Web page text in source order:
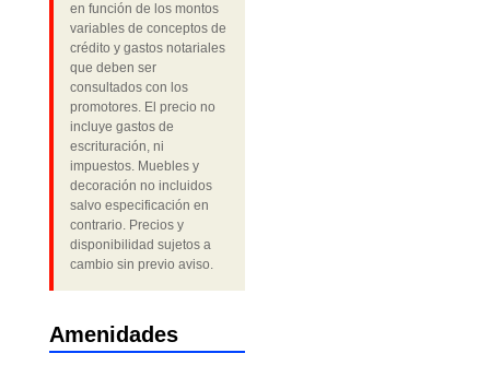
en función de los montos
variables de conceptos de
crédito y gastos notariales
que deben ser
consultados con los
promotores. El precio no
incluye gastos de
escrituración, ni
impuestos. Muebles y
decoración no incluidos
salvo especificación en
contrario. Precios y
disponibilidad sujetos a
cambio sin previo aviso.
Amenidades